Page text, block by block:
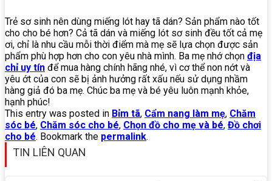
Trẻ sơ sinh nên dùng miếng lót hay tã dán? Sản phẩm nào tốt
cho cho bé hơn? Cả tã dán và miếng lót sơ sinh đều tốt cả mẹ
ơi, chỉ là nhu cầu mỗi thời điểm mà mẹ sẽ lựa chọn được sản
phẩm phù hợp hơn cho con yêu nhà mình. Ba mẹ nhớ chọn địa
chỉ uy tín để mua hàng chính hãng nhé, vì cơ thể non nớt và
yêu ớt của con sẽ bị ảnh hưởng rất xấu nếu sử dụng nhầm
hàng giả đó ba mẹ. Chúc ba mẹ và bé yêu luôn mạnh khỏe,
hạnh phúc!
This entry was posted in Bỉm tã, Cẩm nang làm mẹ, Chăm
sóc bé, Chăm sóc cho bé, Chọn đồ cho mẹ và bé, Đồ chơi
cho bé. Bookmark the permalink.
TIN LIÊN QUAN